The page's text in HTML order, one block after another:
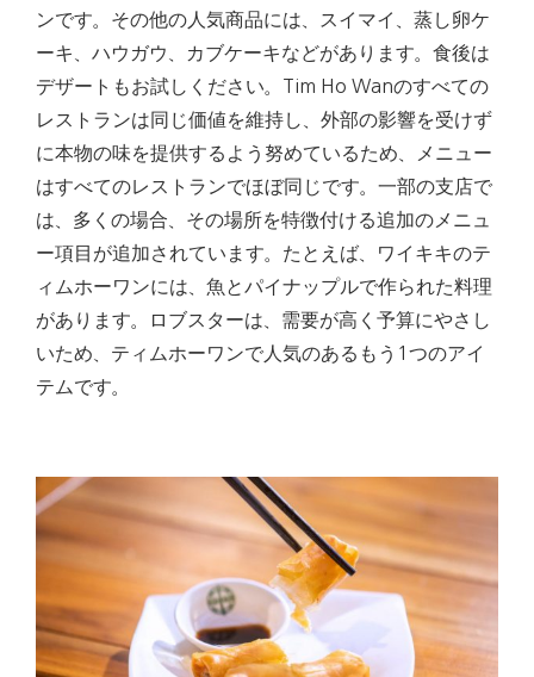
ンです。 その他の人気商品には、スイマイ、蒸し卵ケ
ーキ、ハウガウ、カブケーキなどがあります。 食後は
デザートもお試しください。 Tim Ho Wanのすべての
レストランは同じ価値を維持し、外部の影響を受けず
に本物の味を提供するよう努めているため、メニュー
はすべてのレストランでほぼ同じです。 一部の支店で
は、多くの場合、その場所を特徴付ける追加のメニュ
ー項目が追加されています。たとえば、ワイキキのテ
ィムホーワンには、魚とパイナップルで作られた料理
があります。
ロブスターは、需要が高く予算にやさし
いため、ティムホーワンで人気のあるもう1つのアイ
テムです。